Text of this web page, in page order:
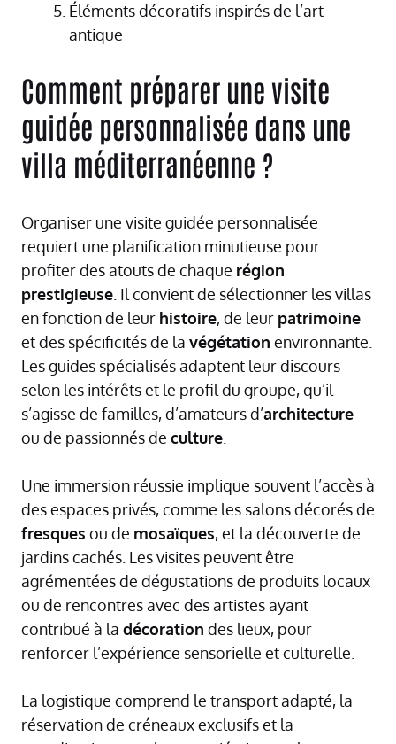
Éléments décoratifs inspirés de l’art
antique
Comment préparer une visite
guidée personnalisée dans une
villa méditerranéenne ?
Organiser une visite guidée personnalisée
requiert une planification minutieuse pour
profiter des atouts de chaque région
prestigieuse . Il convient de sélectionner les villas
en fonction de leur histoire, de leur patrimoine
et des spécificités de la végétation environnante.
Les guides spécialisés adaptent leur discours
selon les intérêts et le profil du groupe, qu’il
s’agisse de familles, d’amateurs d’architecture
ou de passionnés de culture
Une immersion réussie implique souvent l’accès à
des espaces privés, comme les salons décorés de
fresques ou de mosaïques, et la découverte de
jardins cachés. Les visites peuvent être
agrémentées de dégustations de produits locaux
ou de rencontres avec des artistes ayant
contribué à la décoration des lieux, pour
renforcer l’expérience sensorielle et culturelle.
La logistique comprend le transport adapté, la
réservation de créneaux exclusifs et la